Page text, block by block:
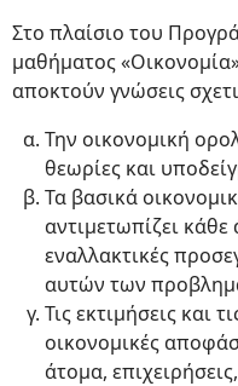
Στο πλαίσιο του
μαθήματος
αποκτούν γνώσεις
Την οικονομική
θεωρίες και
Τα βασικά
αντιμετωπίζει
εναλλακτικές
αυτών των
Τις εκτιμήσεις και
οικονομικές
άτομα,